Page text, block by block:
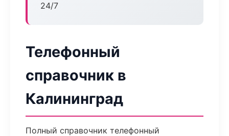
24/7
Телефонный
справочник в
Калининград
Полный справочник телефонный